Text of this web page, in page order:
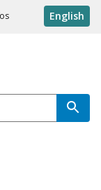
English